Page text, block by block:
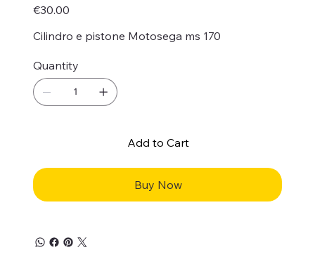
Price
€30.00
Cilindro e pistone Motosega ms 170
Quantity
Add to Cart
Buy Now